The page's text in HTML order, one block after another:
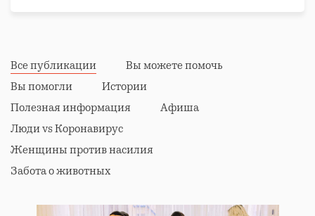
Все публикации
Вы можете помочь
Вы помогли
Истории
Полезная информация
Афиша
Люди vs Коронавирус
Женщины против насилия
Забота о животных